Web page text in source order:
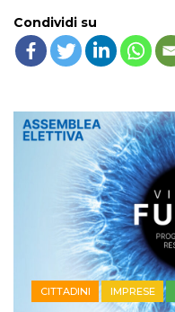
Condividi su
CITTADINI IMPRESE